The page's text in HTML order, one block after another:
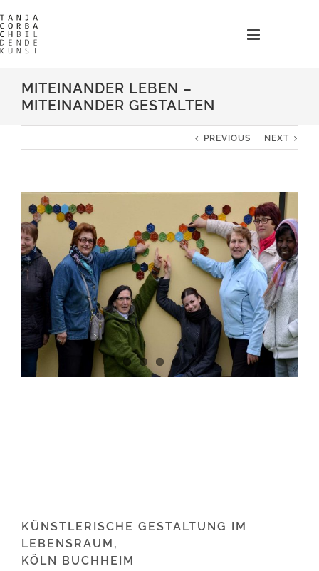
Inhalt
springen
MITEINANDER LEBEN –
MITEINANDER GESTALTEN
PREVIOUS NEXT
View
Larger
Image
KÜNSTLERISCHE GESTALTUNG IM
LEBENSRAUM,
KÖLN BUCHHEIM